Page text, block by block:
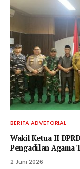
BERITA ADVETORIAL
Wakil Ketua II
Pengadilan Agama
2 Juni 2026